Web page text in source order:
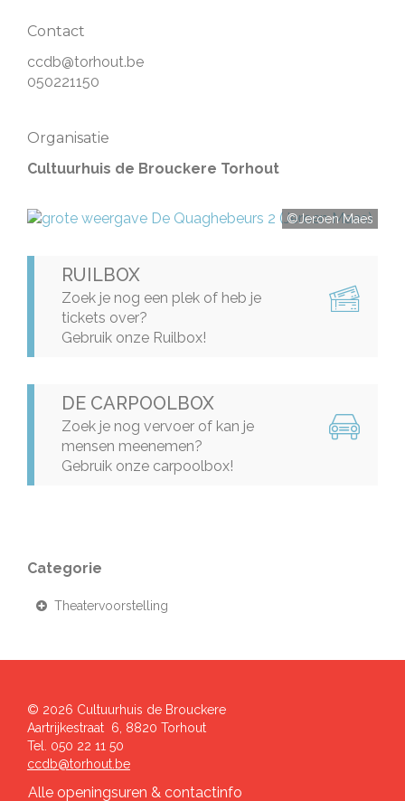
Contact
ccdb@torhout.be
050221150
Organisatie
Cultuurhuis de Brouckere Torhout
©Jeroen Maes
RUILBOX
Zoek je nog een plek of heb je
tickets over?
Gebruik onze Ruilbox!
DE CARPOOLBOX
Zoek je nog vervoer of kan je
mensen meenemen?
Gebruik onze carpoolbox!
Categorie
Theatervoorstelling
© 2026 Cultuurhuis de Brouckere
Adres
Aartrijkestraat 6, ,8820 Torhout
Tel. 050 22 11 50
E-
ccdb@torhout.be
Alle openingsuren & contactinfo